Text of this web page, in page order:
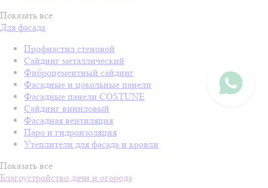
Показать все
Для фасада
Профнастил стеновой
Сайдинг металлический
Фиброцементный сайдинг
Фасадные и цокольные панели
Фасадные панели COSTUNE
Сайдинг виниловый
Фасадная вентиляция
Паро и гидроизоляция
Утеплители для фасада и кровли
Показать все
Благоустройство дачи и огорода